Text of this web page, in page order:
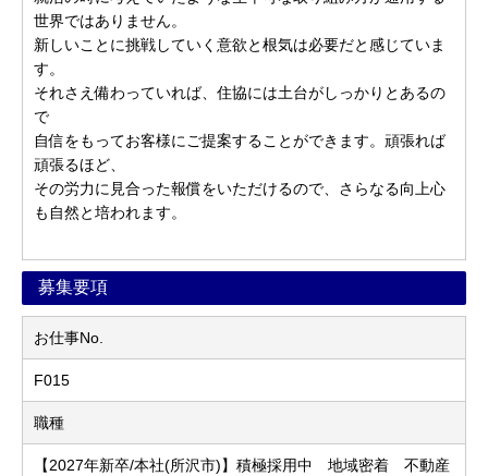
世界ではありません。
新しいことに挑戦していく意欲と根気は必要だと感じていま
す。
それさえ備わっていれば、住協には土台がしっかりとあるの
で
自信をもってお客様にご提案することができます。頑張れば
頑張るほど、
その労力に見合った報償をいただけるので、さらなる向上心
も自然と培われます。
募集要項
お仕事No.
F015
職種
【2027年新卒/本社(所沢市)】積極採用中 地域密着 不動産